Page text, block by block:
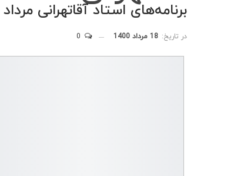
برنامه‌های استاد آقاتهرانی مرداد ۱۴۰۰
در تاریخ: 18 مرداد 1400